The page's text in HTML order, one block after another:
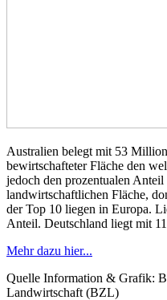
Australien belegt mit 53
bewirtschafteter Fläche den
jedoch den prozentualen Anteil
landwirtschaftlichen Fläche,
der Top 10 liegen in Europa.
Anteil. Deutschland liegt mit
Mehr dazu hier...
Quelle Information & Grafik:
Landwirtschaft (BZL)